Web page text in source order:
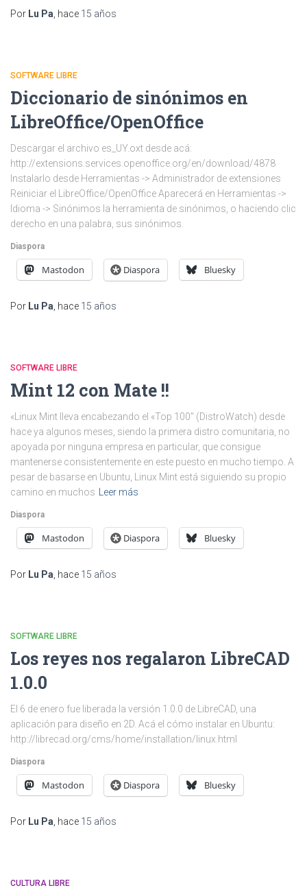
Por Lu Pa , hace 15 años
SOFTWARE LIBRE
Diccionario de sinónimos en
LibreOffice/OpenOffice
Descargar el archivo es_UY.oxt desde acá:
http://extensions.services.openoffice.org/en/download/4878
Instalarlo desde Herramientas -> Administrador de extensiones
Reiniciar el LibreOffice/OpenOffice Aparecerá en Herramientas ->
Idioma -> Sinónimos la herramienta de sinónimos, o haciendo clic
derecho en una palabra, sus sinónimos.
Diaspora
Mastodon Diaspora Bluesky
Por Lu Pa , hace 15 años
SOFTWARE LIBRE
Mint 12 con Mate !!
«Linux Mint lleva encabezando el «Top 100″ (DistroWatch) desde
hace ya algunos meses, siendo la primera distro comunitaria, no
apoyada por ninguna empresa en particular, que consigue
mantenerse consistentemente en este puesto en mucho tiempo. A
pesar de basarse en Ubuntu, Linux Mint está siguiendo su propio
camino en muchos
Leer más
Diaspora
Mastodon Diaspora Bluesky
Por Lu Pa , hace 15 años
SOFTWARE LIBRE
Los reyes nos regalaron LibreCAD
1.0.0
El 6 de enero fue liberada la versión 1.0.0 de LibreCAD, una
aplicación para diseño en 2D. Acá el cómo instalar en Ubuntu:
http://librecad.org/cms/home/installation/linux.html
Diaspora
Mastodon Diaspora Bluesky
Por Lu Pa , hace 15 años
CULTURA LIBRE